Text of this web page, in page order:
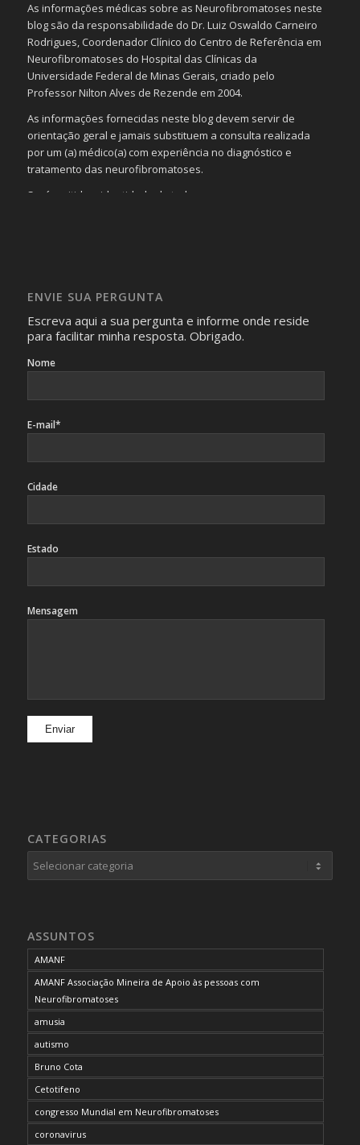
As informações médicas sobre as Neurofibromatoses neste
blog são da responsabilidade do Dr. Luiz Oswaldo Carneiro
Rodrigues, Coordenador Clínico do Centro de Referência em
Neurofibromatoses do Hospital das Clínicas da
Universidade Federal de Minas Gerais, criado pelo
Professor Nilton Alves de Rezende em 2004.
As informações fornecidas neste blog devem servir de
orientação geral e jamais substituem a consulta realizada
por um (a) médico(a) com experiência no diagnóstico e
tratamento das neurofibromatoses.
Será omitida a identidade de todas as pessoas que
identificação da pessoa fotografada.
ENVIE SUA PERGUNTA
Escreva aqui a sua pergunta e informe onde reside
para facilitar minha resposta. Obrigado.
Nome
E-mail*
Cidade
Estado
Mensagem
CATEGORIAS
Categorias
ASSUNTOS
AMANF
AMANF Associação Mineira de Apoio às pessoas com
Neurofibromatoses
amusia
autismo
Bruno Cota
Cetotifeno
congresso Mundial em Neurofibromatoses
coronavirus